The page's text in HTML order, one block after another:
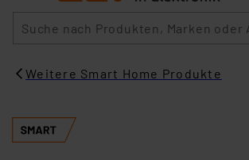
Weitere Smart Home Produkte